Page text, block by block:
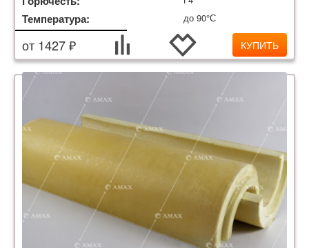
Температура: до 90°С
от 1427 ₽ КУПИТЬ